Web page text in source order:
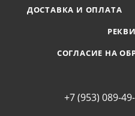
ДОСТАВКА И ОПЛАТА
СОГЛАСИЕ НА
+7 (953) 089-